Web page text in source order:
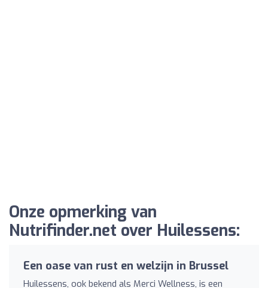
Onze opmerking van
Nutrifinder.net over Huilessens:
Een oase van rust en welzijn in Brussel
Huilessens, ook bekend als Merci Wellness, is een